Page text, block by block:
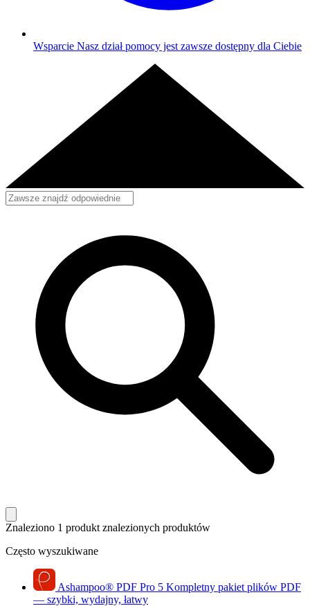
Wsparcie Nasz dział pomocy jest zawsze dostępny dla Ciebie
Znaleziono 1 produkt znalezionych produktów
Często wyszukiwane
Ashampoo® PDF Pro 5 Kompletny pakiet plików PDF
— szybki, wydajny, łatwy